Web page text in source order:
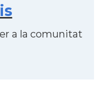
a la comunitat